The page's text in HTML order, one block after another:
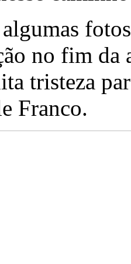
no fim da
tristeza
Franco.